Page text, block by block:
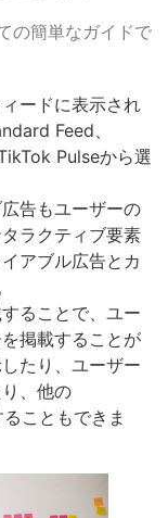
の簡単なガイドで
ードに表示され
Feed、
Pulseから選
告もユーザーの
ラクティブ要素
アブル広告とカ
ることで、ユー
掲載することが
たり、ユーザー
、他の
こともできま